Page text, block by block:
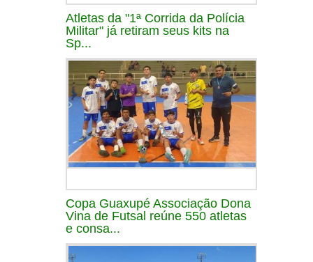
Atletas da "1ª Corrida da Polícia
Militar" já retiram seus kits na
Sp...
Copa Guaxupé Associação Dona
Vina de Futsal reúne 550 atletas
e consa...